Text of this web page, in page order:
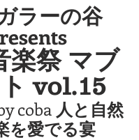
ラーの谷
楽祭 マブ
vol.15
coba 人と自然
を愛でる宴